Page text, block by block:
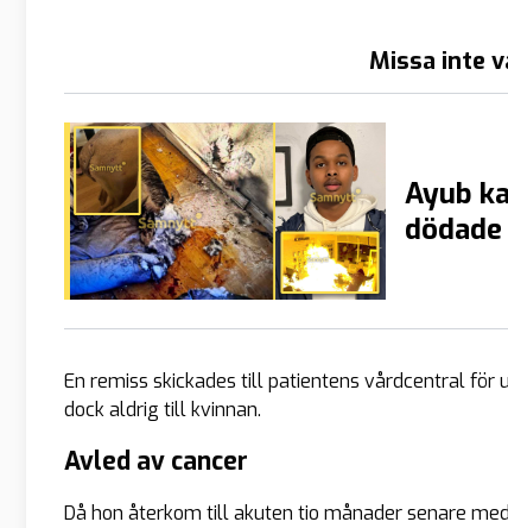
Missa inte
Ayub
En remiss skickades till patientens vårdcentral för
dock aldrig till kvinnan.
Avled av cancer
Då hon återkom till akuten tio månader senare